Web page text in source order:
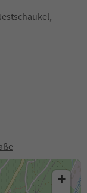
+